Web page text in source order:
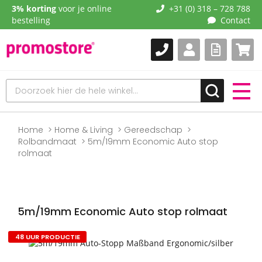
3% korting voor je online
bestelling
+31 (0) 318 – 728 788
Contact
Home Home & Living
Gereedschap
Rolbandmaat
5m/19mm Economic Auto stop
rolmaat
5m/19mm Economic Auto stop rolmaat
Naar
48 UUR PRODUCTIE